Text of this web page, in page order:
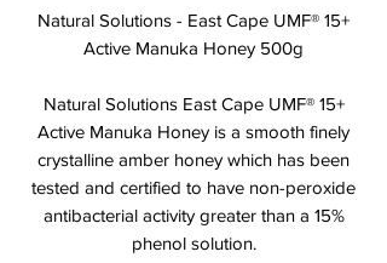
Natural Solutions - East Cape UMF® 15+
Active Manuka Honey 500g
Natural Solutions East Cape UMF® 15+
Active Manuka Honey is a smooth finely
crystalline amber honey which has been
tested and certified to have non-peroxide
antibacterial activity greater than a 15%
phenol solution.